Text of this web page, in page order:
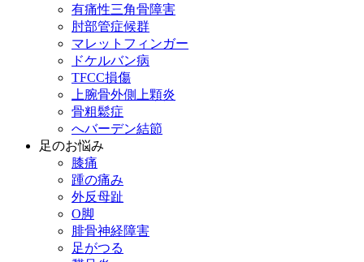
有痛性三角骨障害
肘部管症候群
マレットフィンガー
ドケルバン病
TFCC損傷
上腕骨外側上顆炎
骨粗鬆症
へバーデン結節
足のお悩み
膝痛
踵の痛み
外反母趾
О脚
腓骨神経障害
足がつる